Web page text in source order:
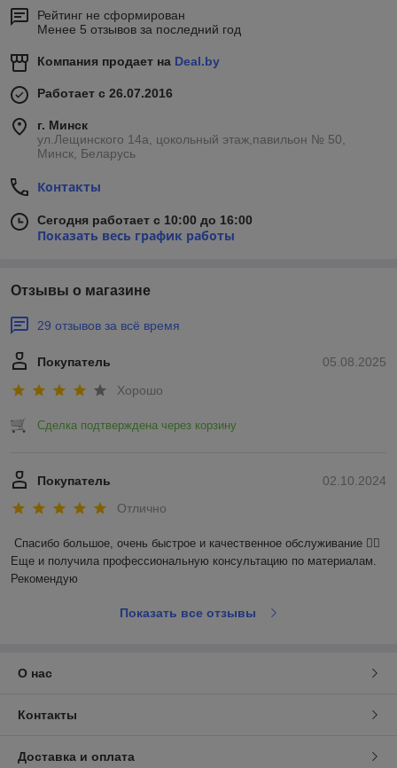
Рейтинг не сформирован
Менее 5 отзывов за последний год
Компания продает на Deal.by
Работает с 26.07.2016
г. Минск
ул.Лещинского 14а, цокольный этаж,павильон № 50,
Минск, Беларусь
Контакты
Сегодня работает с 10:00 до 16:00
Показать весь график работы
Отзывы о магазине
29 отзывов за всё время
05.08.2025
Покупатель
Хорошо
Сделка подтверждена через корзину
02.10.2024
Покупатель
Отлично
Спасибо большое, очень быстрое и качественное обслуживание 👍🏼
Еще и получила профессиональную консультацию по материалам.
Рекомендую
Показать все отзывы
О нас
Контакты
Доставка и оплата